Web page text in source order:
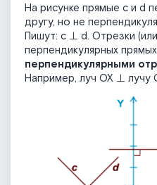
На рисунке прямые c и d
другу, но не
Пишут: с ⊥ d. Отрезки
перпендикулярных
перпендикулярными
Например, луч ОХ ⊥ лучу